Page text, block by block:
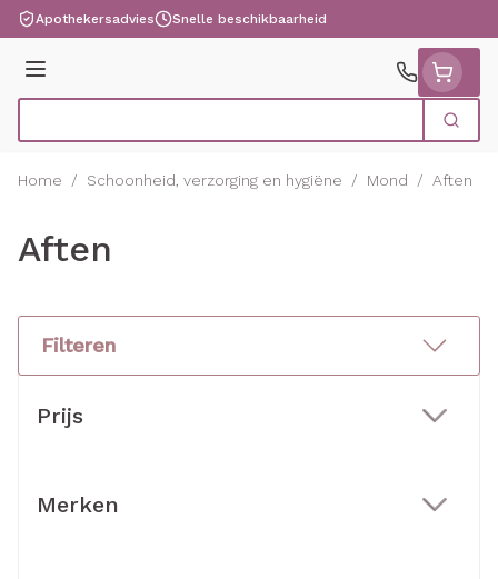
Ga naar de inhoud
Apothekersadvies Snelle beschikbaarheid
Menu
Zoek
Home / Schoonheid, verzorging en hygiëne / Mond / Aften
Aften
Filteren
Prijs
Merken